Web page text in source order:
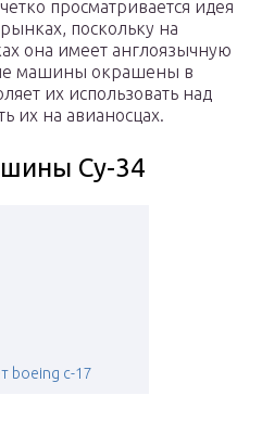
просматривается идея
поскольку на
она имеет англоязычную
машины окрашены в
их использовать над
их на авианосцах.
Су-34
boeing c-17